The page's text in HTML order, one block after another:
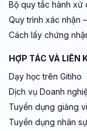
Bộ quy tắc hành xử
Quy trình xác nhận
Cách lấy chứng
HỢP TÁC VÀ LIÊN
Dạy học trên Gitiho
Dịch vụ Doanh
Tuyển dụng giảng
Tuyển dụng nhân sự